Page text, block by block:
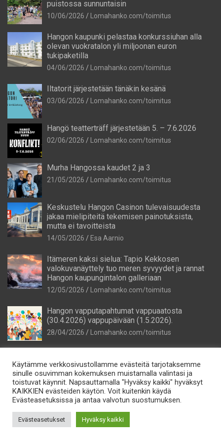
puistossa sunnuntaisin
10/06/2026 Lomahanko.com/toimitus
Hangon kaupunki pelastaa konkurssiuhan alla
olevan vuokratalon yli miljoonan euron
tukipaketilla
04/06/2026 Lomahanko.com/toimitus
Iltatorit järjestetään tänäkin kesänä
03/06/2026 Lomahanko.com/toimitus
Hangö teatterträff järjestetään 5. – 7.6.2026
02/06/2026 Lomahanko.com/toimitus
Murha Hangossa kaudet 2 ja 3
21/05/2026 Lomahanko.com/toimitus
Keskustelu Hangon Casinon tulevaisuudesta
jakaa mielipiteitä tekemisen painotuksista,
mutta ei tavoitteista
14/05/2026 Esa Aarnio
Itämeren kaksi sielua: Tapio Kekkosen
valokuvanäyttely tuo meren syvyydet ja rannat
Hangon kaupungintalon galleriaan
12/05/2026 Lomahanko.com/toimitus
Hangon vapputapahtumat vappuaatosta
(30.4.2026) vappupäivään (1.5.2026).
28/04/2026 Lomahanko.com/toimitus
Tietosuoja
Lomahanko Oy e-mail: info@lomahanko.fi p. 044 544 64 25
Käytämme verkkosivustollamme evästeitä tarjotaksemme
sinulle osuvimman kokemuksen muistamalla valintasi ja
toistuvat käynnit. Napsauttamalla "Hyväksy kaikki" hyväksyt
KAIKKIEN evästeiden käytön. Voit kuitenkin käydä
Evästeasetuksissa ja antaa valvotun suostumuksen.
Evästeasetukset Hyväksy kaikki